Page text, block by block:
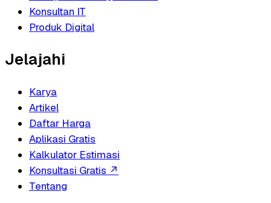
Konsultan IT
Produk Digital
Jelajahi
Karya
Artikel
Daftar Harga
Aplikasi Gratis
Kalkulator Estimasi
Konsultasi Gratis ↗
Tentang